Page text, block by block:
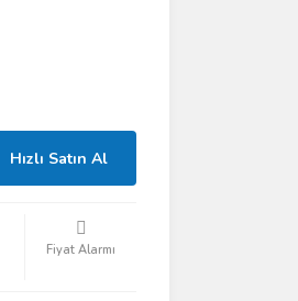
Hızlı Satın Al
Fiyat Alarmı